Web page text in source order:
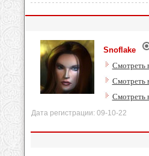
Snoflake
Смотреть
Смотреть
Смотреть
Дата регистрации: 09-10-22